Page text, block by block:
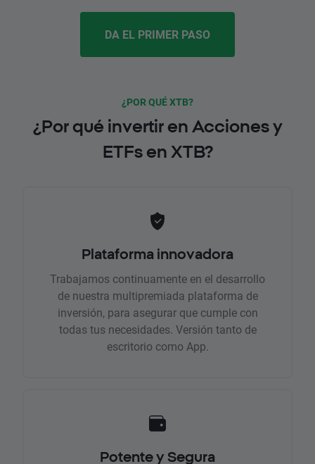
DA EL PRIMER PASO
¿POR QUÉ XTB?
¿Por qué invertir en Acciones y
ETFs en XTB?
Plataforma innovadora
Trabajamos continuamente en el desarrollo
de nuestra multipremiada plataforma de
inversión, para asegurar que cumple con
todas tus necesidades. Versión tanto de
escritorio como App.
Potente y Segura